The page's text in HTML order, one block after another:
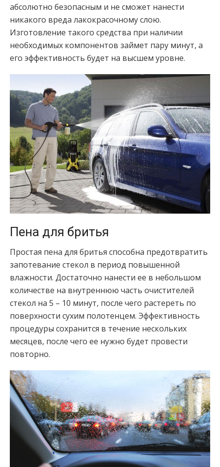
абсолютно безопасным и не сможет нанести
никакого вреда лакокрасочному слою.
Изготовление такого средства при наличии
необходимых компонентов займет пару минут, а
его эффективность будет на высшем уровне.
Пена для бритья
Простая пена для бритья способна предотвратить
запотевание стекол в период повышенной
влажности. Достаточно нанести ее в небольшом
количестве на внутреннюю часть очистителей
стекол на 5 – 10 минут, после чего растереть по
поверхности сухим полотенцем. Эффективность
процедуры сохранится в течение нескольких
месяцев, после чего ее нужно будет провести
повторно.